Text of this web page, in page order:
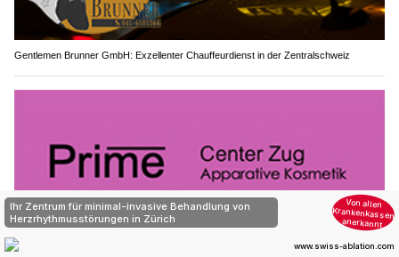
Gentlemen Brunner GmbH: Exzellenter Chauffeurdienst in der Zentralschweiz
Prime Center Zug: Ihr Institut für dauerhafte Haarentfernung und Kryolipolyse